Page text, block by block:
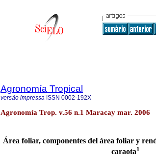
Agronomía Tropical
versão impressa ISSN 0002-192X
Agronomía Trop. v.56 n.1 Maracay mar. 2006
Área foliar, componentes del área foliar y
caraota1